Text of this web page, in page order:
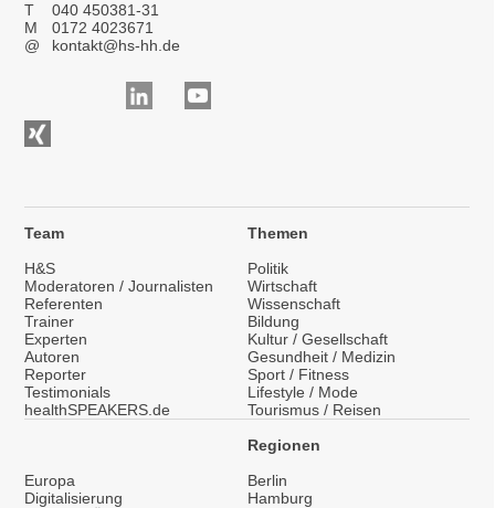
T
040 450381-31
M
0172 4023671
@
kontakt@hs-hh.de
Team
H&S
Moderatoren / Journalisten
Referenten
Trainer
Experten
Autoren
Reporter
Testimonials
healthSPEAKERS.de
Themen
Politik
Wirtschaft
Wissenschaft
Bildung
Kultur / Gesellschaft
Gesundheit / Medizin
Sport / Fitness
Lifestyle / Mode
Tourismus / Reisen
Europa
Digitalisierung
Regionen
Berlin
Hamburg